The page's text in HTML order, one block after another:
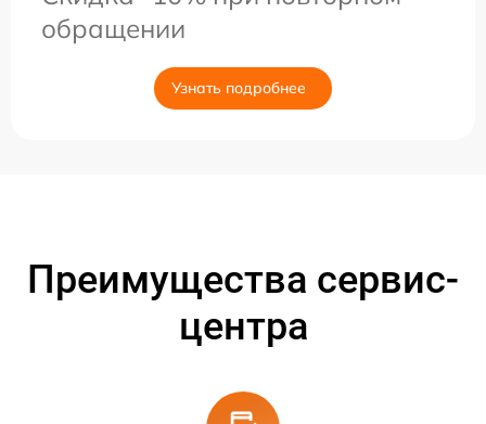
обращении
Узнать подробнее
Преимущества сервис-
центра